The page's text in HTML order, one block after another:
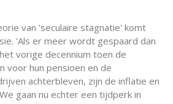
van 'seculaire stagnatie' komt
'Als er meer wordt gespaard dan
vorige decennium toen de
voor hun pensioen en de
achterbleven, zijn de inflatie en
gaan nu echter een tijdperk in